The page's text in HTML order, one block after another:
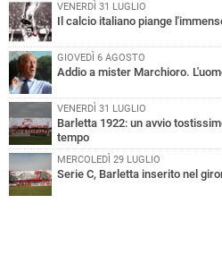
VENERDÌ 31 LUGLIO
Il calcio italiano piange
GIOVEDÌ 6 AGOSTO
Addio a mister Marchioro.
VENERDÌ 31 LUGLIO
Barletta 1922: un avvio
tempo
MERCOLEDÌ 29 LUGLIO
Serie C, Barletta inserito nel